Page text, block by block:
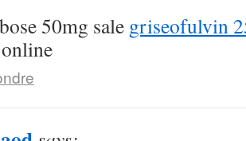
50mg sale griseofulvin